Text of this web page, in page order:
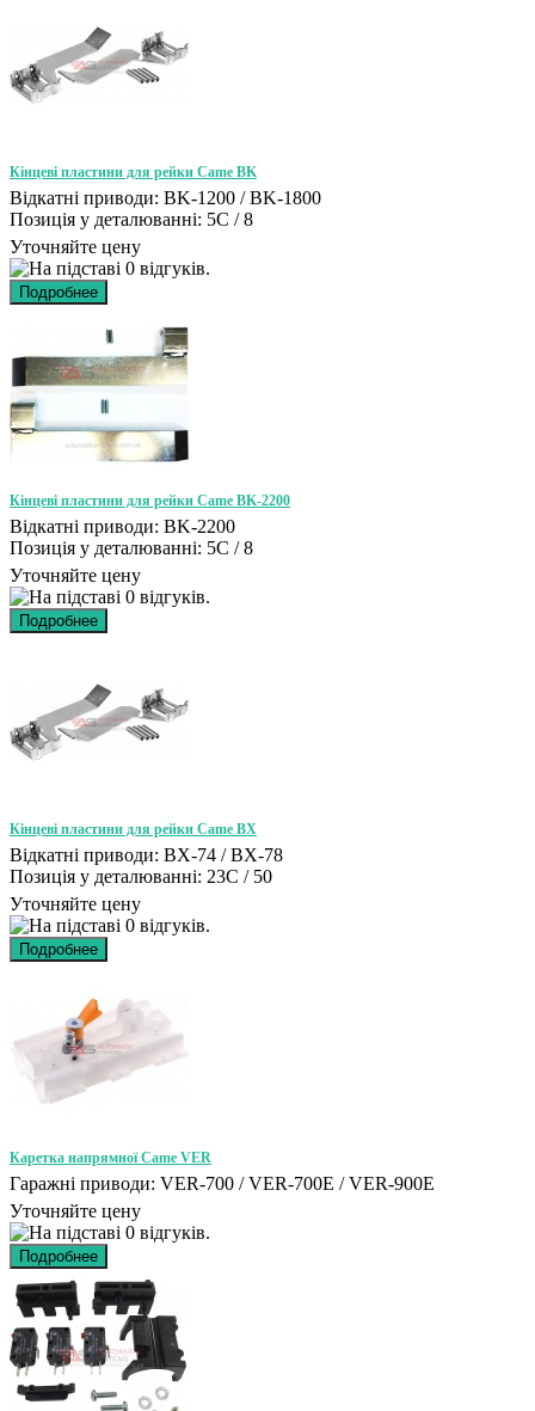
Кінцеві пластини для рейки Came BK
Відкатні приводи: BK-1200 / BK-1800
Позиція у деталюванні: 5C / 8
Уточняйте цену
Кінцеві пластини для рейки Came BK-2200
Відкатні приводи: BK-2200
Позиція у деталюванні: 5C / 8
Уточняйте цену
Кінцеві пластини для рейки Came BX
Відкатні приводи: BX-74 / BX-78
Позиція у деталюванні: 23C / 50
Уточняйте цену
Каретка напрямної Came VER
Гаражні приводи: VER-700 / VER-700E / VER-900E
Уточняйте цену